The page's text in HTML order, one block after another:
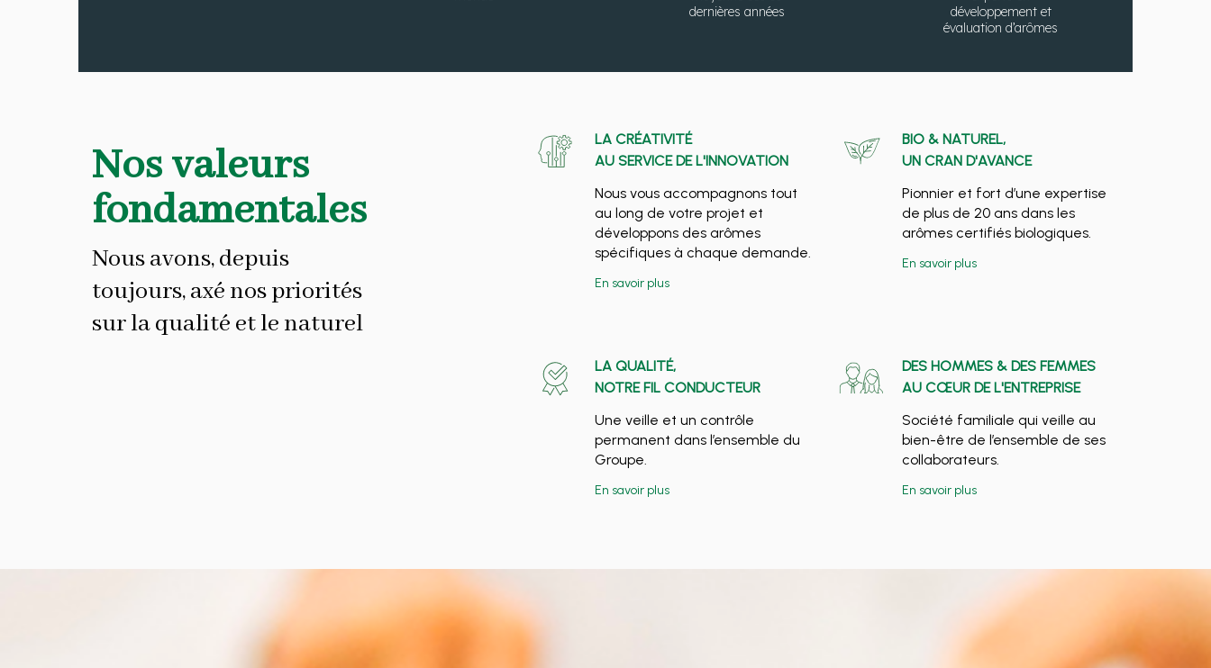
dernières années
développement et
évaluation d’arômes
Nos valeurs
fondamentales
Nous avons, depuis
toujours, axé nos priorités
sur la qualité et le naturel
LA CRÉATIVITÉ
AU SERVICE DE L'INNOVATION
Nous vous accompagnons tout
au long de votre projet et
développons des arômes
spécifiques à chaque demande.
En savoir plus
BIO & NATUREL,
UN CRAN D'AVANCE
Pionnier et fort d’une expertise
de plus de 20 ans dans les
arômes certifiés biologiques.
En savoir plus
LA QUALITÉ,
NOTRE FIL CONDUCTEUR
Une veille et un contrôle
permanent dans l’ensemble du
Groupe.
En savoir plus
DES HOMMES & DES FEMMES
AU CŒUR DE L'ENTREPRISE
Société familiale qui veille au
bien-être de l’ensemble de ses
collaborateurs.
En savoir plus